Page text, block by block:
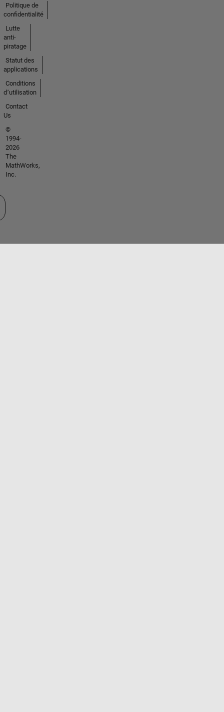
Politique de
confidentialité
Lutte
anti-
piratage
Statut des
applications
Conditions
d՚utilisation
Contact
Us
©
1994-
2026
The
MathWorks,
Inc.
un site web